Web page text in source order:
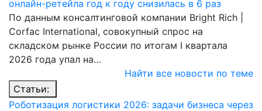
онлайн-ретейла год к году снизилась в 6 раз
По данным консалтинговой компании Bright Rich |
Corfac International, совокупный спрос на
складском рынке России по итогам I квартала
2026 года упал на…
Найти все новости по теме
Статьи:
Роботизация логистики 2026: задачи бизнеса через